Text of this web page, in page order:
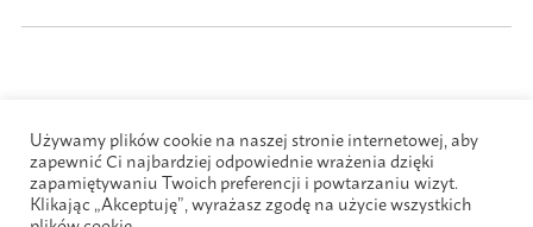
Używamy plików cookie na naszej stronie internetowej, aby
zapewnić Ci najbardziej odpowiednie wrażenia dzięki
zapamiętywaniu Twoich preferencji i powtarzaniu wizyt.
Klikając „Akceptuję”, wyrażasz zgodę na użycie wszystkich